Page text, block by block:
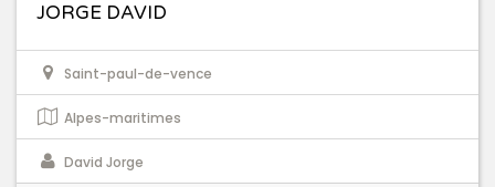
JORGE DAVID
Saint-paul-de-vence
Alpes-maritimes
David Jorge